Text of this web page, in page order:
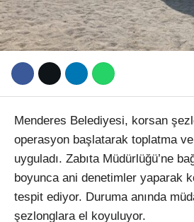
Menderes Belediyesi, korsan
operasyon başlatarak toplatma
uyguladı. Zabıta Müdürlüğü’ne
boyunca ani denetimler yaparak
tespit ediyor. Duruma anında
şezlonglara el koyuluyor.